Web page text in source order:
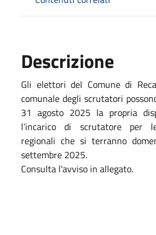
Descrizione
Gli elettori del Comune di
comunale degli scrutatori
31 agosto 2025 la propria
l’incarico di scrutatore per
regionali che si terranno
settembre 2025.
Consulta l'avviso in allegato.